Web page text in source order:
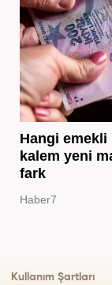
Hangi emekli
kalem yeni
fark
Haber7
Kullanım Şartları